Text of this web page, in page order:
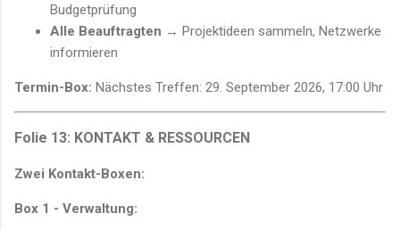
Budgetprüfung
Alle Beauftragten → Projektideen sammeln, Netzwerke
informieren
Termin-Box: Nächstes Treffen: 29. September 2026, 17:00 Uhr
Folie 13: KONTAKT & RESSOURCEN
Zwei Kontakt-Boxen:
Box 1 - Verwaltung: